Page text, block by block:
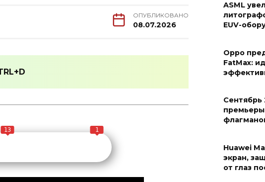
ОПУБЛИКОВАНО
08.07.2026
13 1
ASML
EUV-
Oppo
FatMax:
премьеры
Huawei
экран,
от глаз